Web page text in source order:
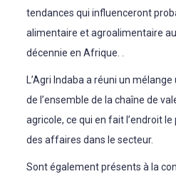
tendances qui influenceront
alimentaire et agroalimentaire
décennie en Afrique. .
L’Agri Indaba a réuni un
de l’ensemble de la chaîne de
agricole, ce qui en fait l’endroit
des affaires dans le secteur.
Sont également présents à la